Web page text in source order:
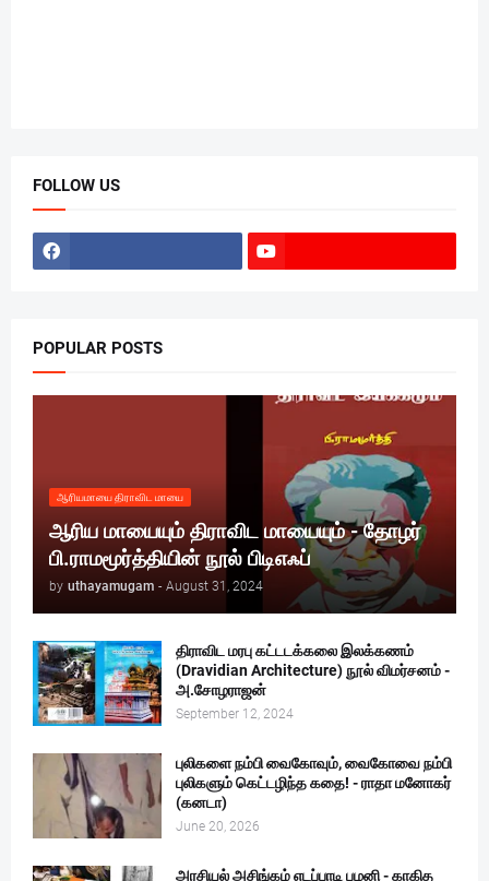
FOLLOW US
POPULAR POSTS
ஆரியமாயை திராவிட மாயை
ஆரிய மாயையும் திராவிட மாயையும் - தோழர்
பி.ராமமூர்த்தியின் நூல் பிடிஎஃப்
by uthayamugam - August 31, 2024
திராவிட மரபு கட்டடக்கலை இலக்கணம்
(Dravidian Architecture) நூல் விமர்சனம் -
அ.சோழராஜன்
September 12, 2024
புலிகளை நம்பி வைகோவும், வைகோவை நம்பி
புலிகளும் கெட்டழிந்த கதை! - ராதா மனோகர்
(கனடா)
June 20, 2026
அரசியல் அசிங்கம் எடப்பாடி பழனி - காகித